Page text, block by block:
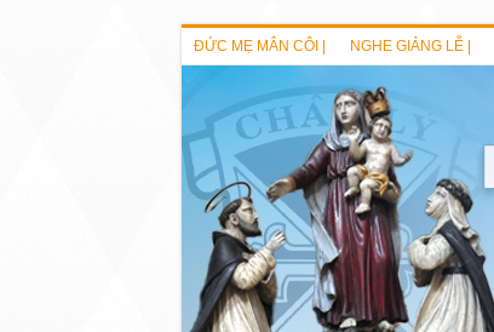
ĐỨC MẸ MÂN CÔI | NGHE GIẢNG LỄ |